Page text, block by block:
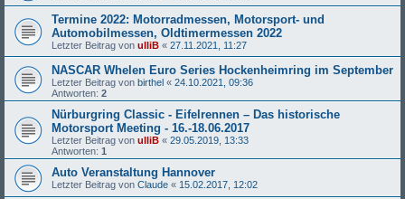
Termine 2022: Motorradmessen, Motorsport- und
Automobilmessen, Oldtimermessen 2022
Letzter Beitrag von ulliB « 27.11.2021, 11:27
NASCAR Whelen Euro Series Hockenheimring im September
Letzter Beitrag von birthel « 24.10.2021, 09:36
Antworten: 2
Nürburgring Classic - Eifelrennen – Das historische
Motorsport Meeting - 16.-18.06.2017
Letzter Beitrag von ulliB « 29.05.2019, 13:33
Antworten: 1
Auto Veranstaltung Hannover
Letzter Beitrag von Claude « 15.02.2017, 12:02